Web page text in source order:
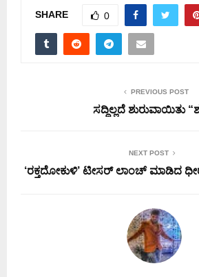
SHARE 0
PREVIOUS POST
ಸದ್ದಿಲ್ಲದೆ ಶುರುವಾಯಿತು
NEXT POST
‘ರಕ್ತದೋಕುಳಿ’ ಟೀಸರ್ ಲಾಂಚ್ ಮಾಡಿದ